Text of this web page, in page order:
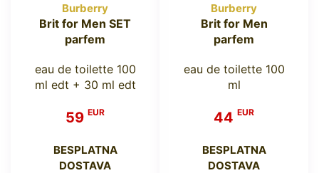
Burberry
Brit for Men SET
parfem
eau de toilette 100
ml edt + 30 ml edt
59 EUR
BESPLATNA
DOSTAVA
Burberry
Brit for Men
parfem
eau de toilette 100
ml
44 EUR
BESPLATNA
DOSTAVA